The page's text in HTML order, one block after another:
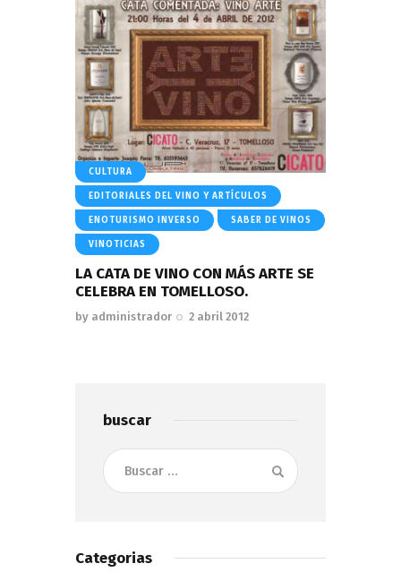
CULTURA
EDITORIALES DEL VINO Y ARTÍCULOS
ENOTURISMO INVERSO SABER DE VINOS
VINOTICIAS
LA CATA DE VINO CON MÁS ARTE SE
CELEBRA EN TOMELLOSO.
by administrador 2 abril 2012
buscar
Buscar:
Categorias